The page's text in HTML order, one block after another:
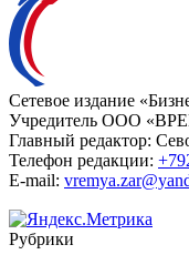
Сетевое издание
Учредитель ООО
Главный редактор:
Телефон редакции:
E-mail:
Рубрики